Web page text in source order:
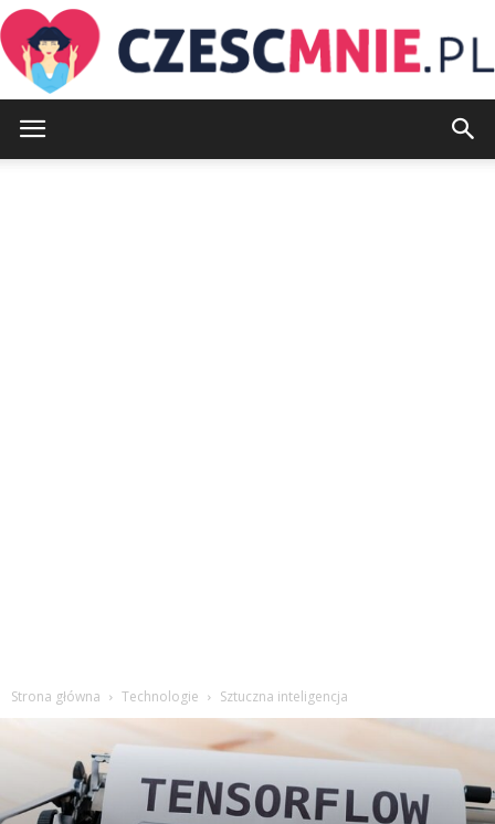
Strona główna Technologie Sztuczna inteligencja